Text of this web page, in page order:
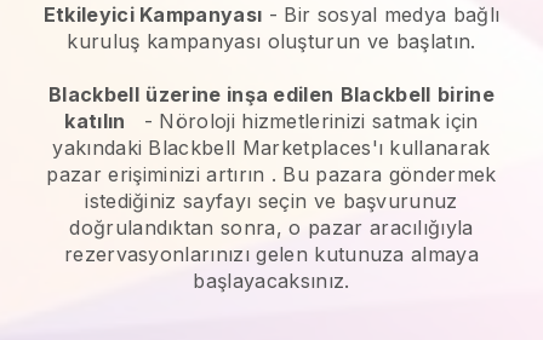
Etkileyici Kampanyası - Bir sosyal medya bağlı
kuruluş kampanyası oluşturun ve başlatın.
Blackbell üzerine inşa edilen Blackbell birine
katılın
- Nöroloji hizmetlerinizi satmak için
yakındaki Blackbell Marketplaces'ı kullanarak
pazar erişiminizi artırın . Bu pazara göndermek
istediğiniz sayfayı seçin ve başvurunuz
doğrulandıktan sonra, o pazar aracılığıyla
rezervasyonlarınızı gelen kutunuza almaya
başlayacaksınız.